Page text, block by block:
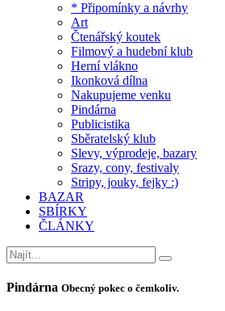
* Připomínky a návrhy
Art
Čtenářský koutek
Filmový a hudební klub
Herní vlákno
Ikonková dílna
Nakupujeme venku
Pindárna
Publicistika
Sběratelský klub
Slevy, výprodeje, bazary
Srazy, cony, festivaly
Stripy, jouky, fejky :)
BAZAR
SBÍRKY
ČLÁNKY
Pindárna Obecný pokec o čemkoliv.